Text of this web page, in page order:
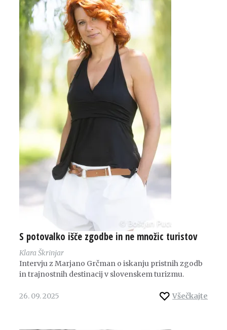
S potovalko išče zgodbe in ne množic turistov
Klara Škrinjar
Intervju z Marjano Grčman o iskanju pristnih zgodb
in trajnostnih destinacij v slovenskem turizmu.
Všečkajte
26. 09. 2025